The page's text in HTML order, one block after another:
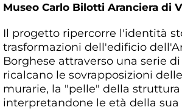
Museo Carlo Bilotti Aranciera di
Il progetto ripercorre l'identità
trasformazioni dell'edificio
Borghese attraverso una serie
ricalcano le sovrapposizioni
murarie, la "pelle" della
interpretandone le età della sua